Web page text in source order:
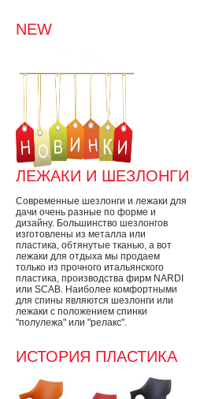
NEW
ЛЕЖАКИ И ШЕЗЛОНГИ
Современные шезлонги и лежаки для
дачи очень разные по форме и
дизайну. Большинство шезлонгов
изготовлены из металла или
пластика, обтянутые тканью, а вот
лежаки для отдыха мы продаем
только из прочного итальянского
пластика, производства фирм NARDI
или SCAB. Наиболее комфортными
для спины являются шезлонги или
лежаки с положением спинки
"полулежа" или "релакс".
ИСТОРИЯ ПЛАСТИКА